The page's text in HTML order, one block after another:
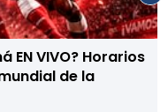
EN VIVO? Horarios
de la